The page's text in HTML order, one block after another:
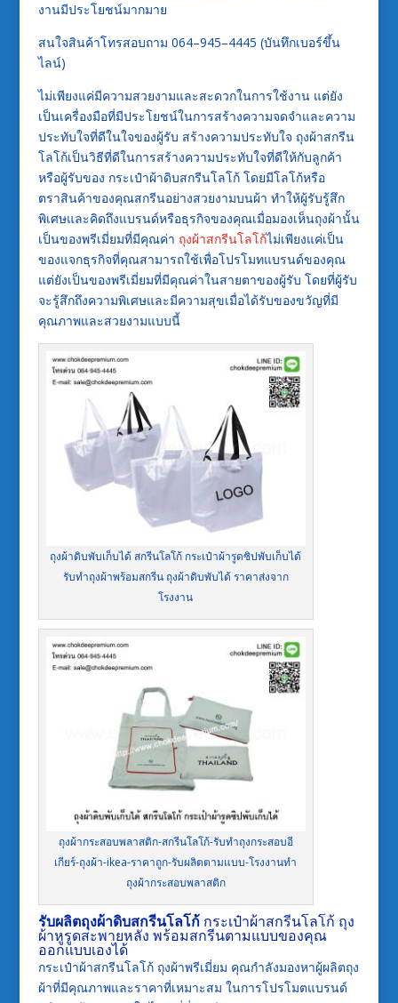
งานมีประโยชน์มากมาย
สนใจสินค้าโทรสอบถาม 064–945–4445 (บันทึกเบอร์ขึ้น
ไลน์)
ไม่เพียงแค่มีความสวยงามและสะดวกในการใช้งาน แต่ยัง
เป็นเครื่องมือที่มีประโยชน์ในการสร้างความจดจำและความ
ประทับใจที่ดีในใจของผู้รับ สร้างความประทับใจ ถุงผ้าสกรีน
โลโก้เป็นวิธีที่ดีในการสร้างความประทับใจที่ดีให้กับลูกค้า
หรือผู้รับของ กระเป๋าผ้าดิบสกรีนโลโก้ โดยมีโลโก้หรือ
ตราสินค้าของคุณสกรีนอย่างสวยงามบนผ้า ทำให้ผู้รับรู้สึก
พิเศษและคิดถึงแบรนด์หรือธุรกิจของคุณเมื่อมองเห็นถุงผ้านั้น
เป็นของพรีเมี่ยมที่มีคุณค่า ถุงผ้าสกรีนโลโก้ไม่เพียงแค่เป็น
ของแจกธุรกิจที่คุณสามารถใช้เพื่อโปรโมทแบรนด์ของคุณ
แต่ยังเป็นของพรีเมี่ยมที่มีคุณค่าในสายตาของผู้รับ โดยที่ผู้รับ
จะรู้สึกถึงความพิเศษและมีความสุขเมื่อได้รับของขวัญที่มี
คุณภาพและสวยงามแบบนี้
ถุงผ้าดิบพับเก็บได้ สกรีนโลโก้ กระเป๋าผ้ารูดซิปพับเก็บได้
รับทำถุงผ้าพร้อมสกรีน ถุงผ้าดิบพับได้ ราคาส่งจาก
โรงงาน
ถุงผ้ากระสอบพลาสติก-สกรีนโลโก้-รับทำถุงกระสอบอี
เกียร์-ถุงผ้า-ikea-ราคาถูก-รับผลิตตามแบบ-โรงงานทำ
ถุงผ้ากระสอบพลาสติก
รับผลิตถุงผ้าดิบสกรีนโลโก้กระเป๋าผ้าสกรีนโลโก้ ถุง
ผ้าหูรูดสะพายหลัง พร้อมสกรีนตามแบบของคุณ
ออกแบบเองได้
กระเป๋าผ้าสกรีนโลโก้ ถุงผ้าพรีเมี่ยม คุณกำลังมองหาผู้ผลิตถุง
ผ้าที่มีคุณภาพและราคาที่เหมาะสม ในการโปรโมตแบรนด์